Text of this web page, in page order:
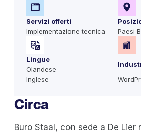
Servizi offerti
Implementazione tecnica
Paesi
Lingue
Olandese
Inglese
Circa
Buro Staal, con sede a De Lier